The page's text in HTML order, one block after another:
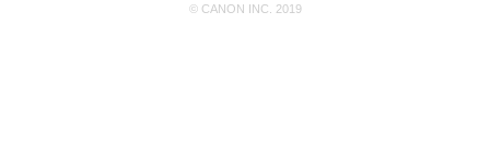
© CANON INC. 2019